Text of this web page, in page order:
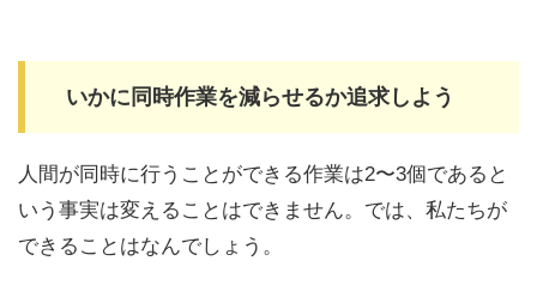
いかに同時作業を減らせるか追求しよう
人間が同時に行うことができる作業は2〜3個であると
いう事実は変えることはできません。では、私たちが
できることはなんでしょう。